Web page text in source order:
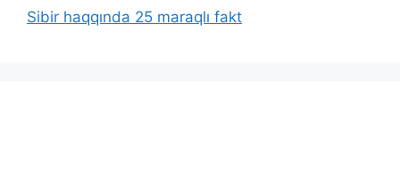
Sibir haqqında 25 maraqlı fakt